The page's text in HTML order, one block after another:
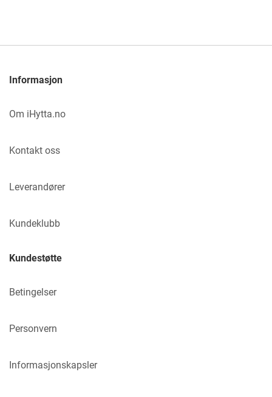
Informasjon
Om iHytta.no
Kontakt oss
Leverandører
Kundeklubb
Kundestøtte
Betingelser
Personvern
Informasjonskapsler